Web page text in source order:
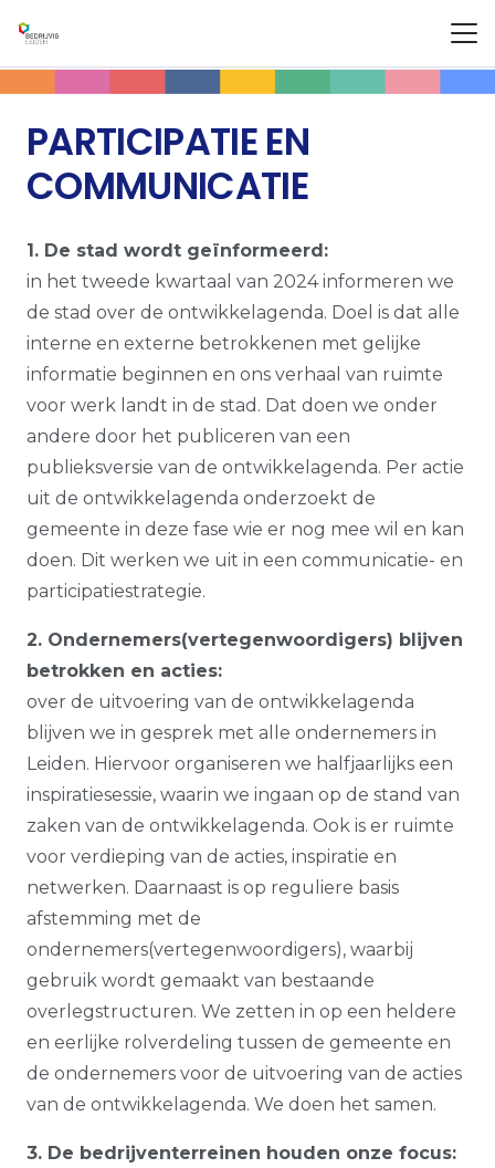
PARTICIPATIE EN
COMMUNICATIE
1. De stad wordt geïnformeerd:
in het tweede kwartaal van 2024 informeren we
de stad over de ontwikkelagenda. Doel is dat alle
interne en externe betrokkenen met gelijke
informatie beginnen en ons verhaal van ruimte
voor werk landt in de stad. Dat doen we onder
andere door het publiceren van een
publieksversie van de ontwikkelagenda. Per actie
uit de ontwikkelagenda onderzoekt de
gemeente in deze fase wie er nog mee wil en kan
doen. Dit werken we uit in een communicatie- en
participatiestrategie.
2. Ondernemers(vertegenwoordigers) blijven
betrokken en acties:
over de uitvoering van de ontwikkelagenda
blijven we in gesprek met alle ondernemers in
Leiden. Hiervoor organiseren we halfjaarlijks een
inspiratiesessie, waarin we ingaan op de stand van
zaken van de ontwikkelagenda. Ook is er ruimte
voor verdieping van de acties, inspiratie en
netwerken. Daarnaast is op reguliere basis
afstemming met de
ondernemers(vertegenwoordigers), waarbij
gebruik wordt gemaakt van bestaande
overlegstructuren. We zetten in op een heldere
en eerlijke rolverdeling tussen de gemeente en
de ondernemers voor de uitvoering van de acties
van de ontwikkelagenda. We doen het samen.
3. De bedrijventerreinen houden onze focus: